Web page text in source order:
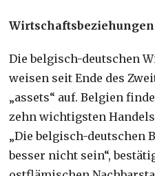
Wirtschaftsbeziehungen
Die belgisch-deutschen
weisen seit Ende des
„assets“ auf. Belgien
zehn wichtigsten
„Die belgisch-deutschen
besser nicht sein“,